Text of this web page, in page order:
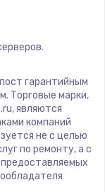
гарантийным
Торговые марки,
являются
компаний
не с целью
по ремонту, а с